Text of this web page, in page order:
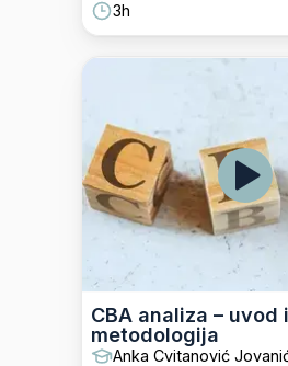
3h
CBA analiza – uvod i
metodologija
Anka Cvitanović